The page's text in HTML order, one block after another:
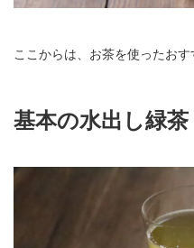
ここからは、お茶を使ったおす
基本の水出し緑茶